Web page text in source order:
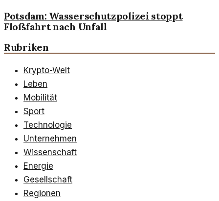
Potsdam: Wasserschutzpolizei stoppt
Floßfahrt nach Unfall
Rubriken
Krypto-Welt
Leben
Mobilität
Sport
Technologie
Unternehmen
Wissenschaft
Energie
Gesellschaft
Regionen